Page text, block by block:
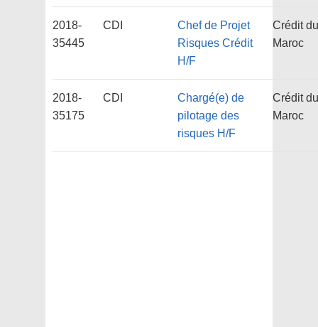
2018-
35445
CDI
Chef de Projet
Risques Crédit
H/F
Crédit du
Maroc
2018-
35175
CDI
Chargé(e) de
pilotage des
risques H/F
Crédit du
Maroc